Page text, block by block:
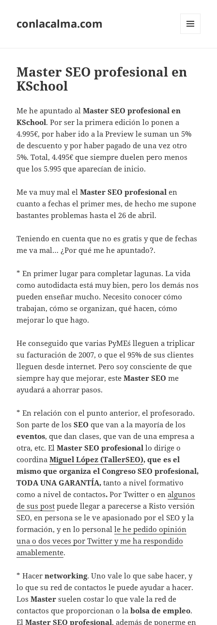
conlacalma.com
Master SEO profesional en
KSchool
Me he apuntado alMaster SEO profesional en
KSchool. Por ser la primera edición lo ponen a
4.995€, por haber ido a la Preview le suman un 5%
de descuento y por haber pagado de una vez otro
5%. Total, 4.495€ que siempre duelen pero menos
que los 5.995 que aparecían de inicio.
Me va muy mal elMaster SEO profesional en
cuanto a fechas el primer mes, de hecho me supone
bastantes problemas hasta el 26 de abril.
Teniendo en cuenta que no es gratis y que de fechas
me va mal… ¿Por qué me he apuntado?.
* En primer lugar para completar lagunas. La vida
como autodidacta está muy bien, pero los demás nos
pueden enseñar mucho. Necesito conocer cómo
trabajan, cómo se organizan, qué hacen, cómo
mejorar lo que hago.
He conseguido que varias PyME´s lleguen a triplicar
su facturación de 2007, o que el 95% de sus clientes
lleguen desde internet. Pero soy consciente de que
siempre hay que mejorar, esteMaster SEO me
ayudará a ahorrar pasos.
* En relación con el punto anterior, el profesorado.
Son parte de losSEO que van a la mayoría de los
eventos, que dan clases, que van de una empresa a
otra, etc. ElMaster SEO profesional lo dirige o
coordinaMiguel López (TallerSEO), que es el
mismo que organiza el Congreso SEO profesional,
TODA UNA GARANTÍA,tanto a nivel formativo
como a nivel de contactos. Por Twitter o enalgunos
de sus post puede llegar a parecerse a Risto versión
SEO, en persona se le ve apasionado por el SEO y la
formación, y en lo personalle he pedido opinión
una o dos veces por Twitter y me ha respondido
amablemente.
* Hacernetworking. Uno vale lo que sabe hacer, y
lo que su red de contactos le puede ayudar a hacer.
LosMaster suelen costar lo que vale la red de
contactos que proporcionan o la bolsa de empleo.
ElMaster SEO profesional, además de ponerme en